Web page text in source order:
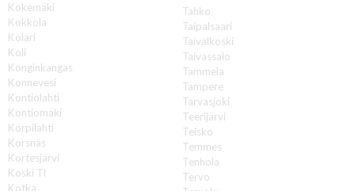
Kokemäki
Kokkola
Kolari
Koli
Konginkangas
Konnevesi
Kontiolahti
Kontiomäki
Korpilahti
Korsnäs
Kortesjärvi
Koski Tl
Kotka
Tahko
Taipalsaari
Taivalkoski
Taivassalo
Tammela
Tampere
Tarvasjoki
Teerijärvi
Teisko
Temmes
Tenhola
Tervo